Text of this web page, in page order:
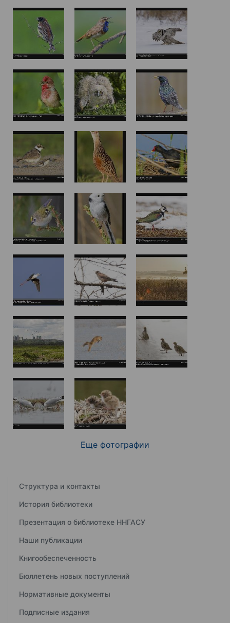
Еще фотографии
Структура и контакты
История библиотеки
Презентация о библиотеке ННГАСУ
Наши публикации
Книгообеспеченность
Бюллетень новых поступлений
Нормативные документы
Подписные издания